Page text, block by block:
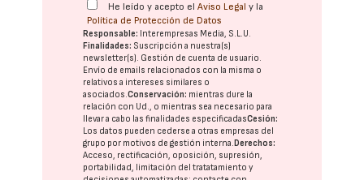
He leído y acepto elAviso Legal y la
Política de Protección de Datos
Responsable: Interempresas Media, S.L.U.
Finalidades: Suscripción a nuestra(s)
newsletter(s). Gestión de cuenta de usuario.
Envío de emails relacionados con la misma o
relativos a intereses similares o
asociados.Conservación: mientras dure la
relación con Ud., o mientras sea necesario para
llevar a cabo las finalidades especificadasCesión:
Los datos pueden cederse a otras empresas del
grupo por motivos de gestión interna. Derechos:
Acceso, rectificación, oposición, supresión,
portabilidad, limitación del tratatamiento y